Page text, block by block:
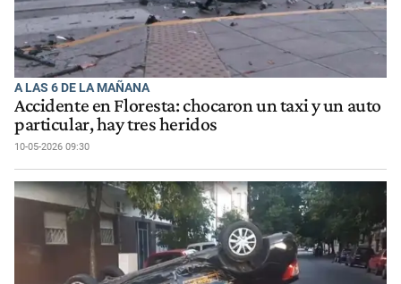
A LAS 6 DE LA MAÑANA
Accidente en Floresta: chocaron un taxi y un auto
particular, hay tres heridos
10-05-2026 09:30